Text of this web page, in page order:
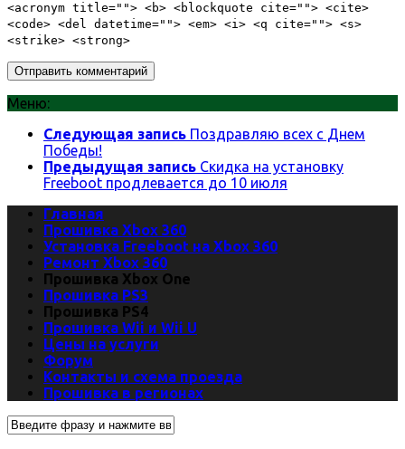
<acronym title=""> <b> <blockquote cite=""> <cite>
<code> <del datetime=""> <em> <i> <q cite=""> <s>
<strike> <strong>
Меню:
Следующая запись Поздравляю всех с Днем
Победы!
Предыдущая запись Скидка на установку
Freeboot продлевается до 10 июля
Главная
Прошивка Xbox 360
Установка Freeboot на Xbox 360
Ремонт Xbox 360
Прошивка Xbox One
Прошивка PS3
Прошивка PS4
Прошивка Wii и Wii U
Цены на услуги
Форум
Контакты и схема проезда
Прошивка в регионах